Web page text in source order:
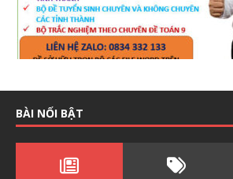
BÀI NỔI BẬT